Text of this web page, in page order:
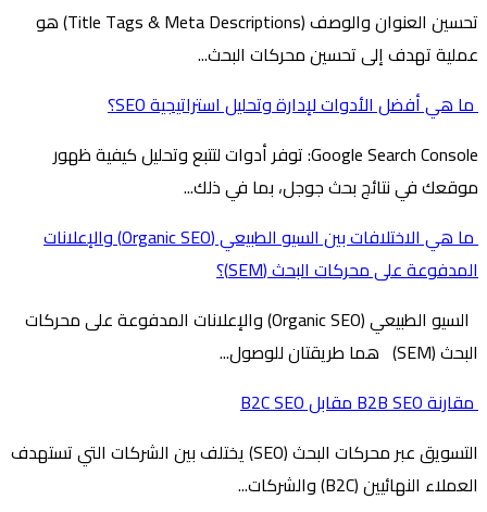
تحسين العنوان والوصف (Title Tags & Meta Descriptions) هو
عملية تهدف إلى تحسين محركات البحث...
ما هي أفضل الأدوات لإدارة وتحليل استراتيجية SEO؟
Google Search Console: توفر أدوات لتتبع وتحليل كيفية ظهور
موقعك في نتائج بحث جوجل، بما في ذلك...
ما هي الاختلافات بين السيو الطبيعي (Organic SEO) والإعلانات
المدفوعة على محركات البحث (SEM)؟
السيو الطبيعي (Organic SEO) والإعلانات المدفوعة على محركات
البحث (SEM) هما طريقتان للوصول...
مقارنة B2B SEO مقابل B2C SEO
التسويق عبر محركات البحث (SEO) يختلف بين الشركات التي تستهدف
العملاء النهائيين (B2C) والشركات...